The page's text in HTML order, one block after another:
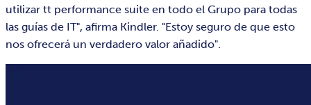
utilizar tt performance suite en todo el Grupo para todas
las guías de IT", afirma Kindler. "Estoy seguro de que esto
nos ofrecerá un verdadero valor añadido".